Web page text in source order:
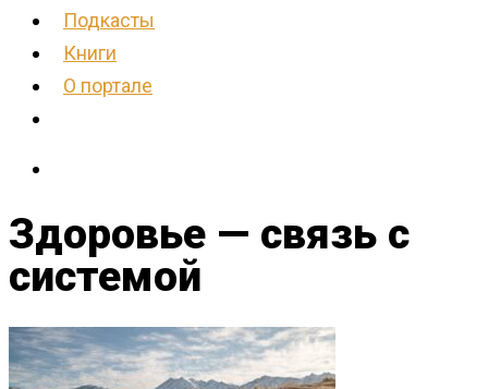
Подкасты
Книги
О портале
Здоровье — связь с
системой